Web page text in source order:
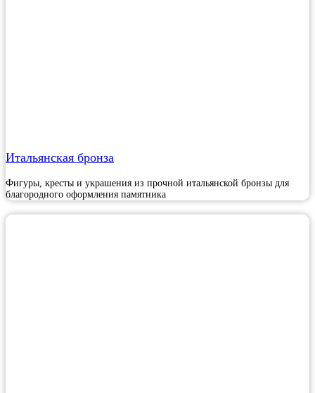
Итальянская бронза
Фигуры, кресты и украшения из прочной итальянской бронзы для
благородного оформления памятника